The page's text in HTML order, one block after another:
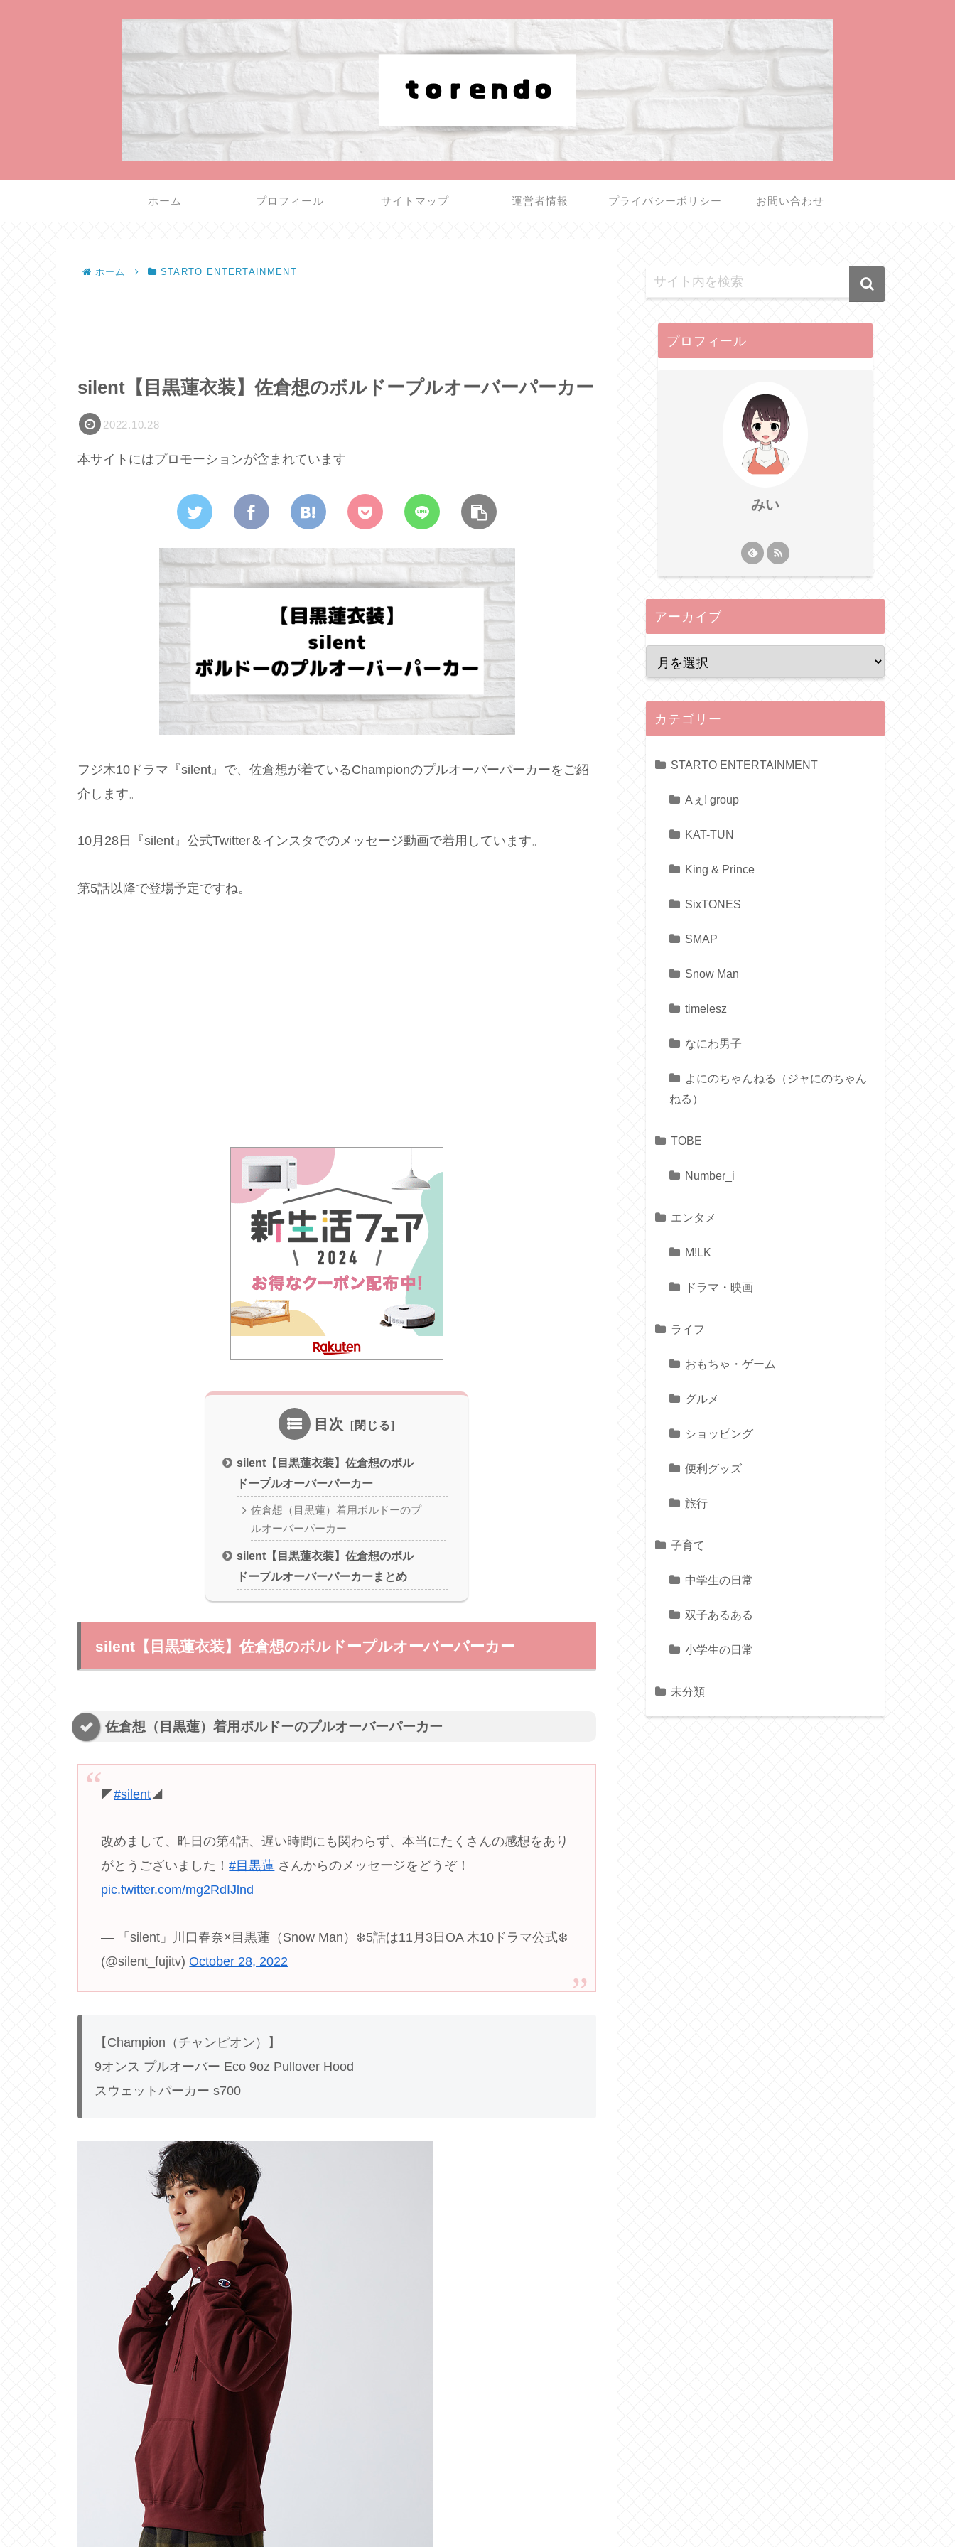
ホーム プロフィール サイトマップ 運営者情報 プライバシーポリシー お問い合わせ
ホーム STARTO ENTERTAINMENT
silent【目黒蓮衣装】佐倉想のボルドープルオーバーパーカー
2022.10.28
本サイトにはプロモーションが含まれています
フジ木10ドラマ『silent』で、佐倉想が着ているChampionのプルオーバーパーカーをご紹
介します。
10月28日『silent』公式Twitter＆インスタでのメッセージ動画で着用しています。
第5話以降で登場予定ですね。
目次
silent【目黒蓮衣装】佐倉想のボル
ドープルオーバーパーカー
佐倉想（目黒蓮）着用ボルドーのプ
ルオーバーパーカー
silent【目黒蓮衣装】佐倉想のボル
ドープルオーバーパーカーまとめ
silent【目黒蓮衣装】佐倉想のボルドープルオーバーパーカー
佐倉想（目黒蓮）着用ボルドーのプルオーバーパーカー
◤#silent◢
改めまして、昨日の第4話、遅い時間にも関わらず、本当にたくさんの感想をあり
がとうございました！#目黒蓮 さんからのメッセージをどうぞ！
pic.twitter.com/mg2RdIJlnd
— 「silent」川口春奈×目黒蓮（Snow Man）❄️5話は11月3日OA 木10ドラマ公式❄️
(@silent_fujitv)October 28, 2022
【Champion（チャンピオン）】
9オンス プルオーバー Eco 9oz Pullover Hood
スウェットパーカー s700
プロフィール
みい
アーカイブ
カテゴリー
STARTO ENTERTAINMENT
Aぇ! group
KAT-TUN
King & Prince
SixTONES
SMAP
Snow Man
timelesz
なにわ男子
よにのちゃんねる（ジャにのちゃん
ねる）
TOBE
Number_i
エンタメ
M!LK
ドラマ・映画
ライフ
おもちゃ・ゲーム
グルメ
ショッピング
便利グッズ
旅行
子育て
中学生の日常
双子あるある
小学生の日常
未分類